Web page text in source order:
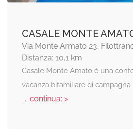
CASALE MONTE
Via Monte Armato 23,
Distanza: 10,1 km
Casale Monte Amato è una
vacanza bifamiliare di campagna
... continua: >